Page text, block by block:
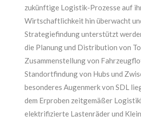
zukünftige Logistik-Prozesse auf
Wirtschaftlichkeit hin überwacht
Strategiefindung unterstützt
die Planung und Distribution von
Zusammenstellung von
Standortfindung von Hubs und
besonderes Augenmerk von SDL
dem Erproben zeitgemäßer
elektrifizierte Lastenräder und